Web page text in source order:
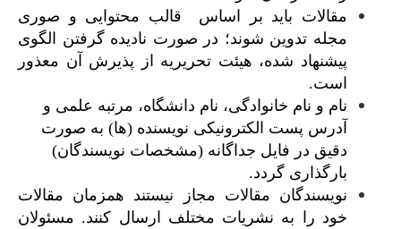
مقالات باید بر اساس قالب محتوایی و صوری
مجله تدوین شوند؛ در صورت نادیده گرفتن الگوی
پیشنهاد شده، هیئت تحریریه از پذیرش آن معذور
است.
نام و نام خانوادگی، نام دانشگاه، مرتبه علمی و
آدرس پست الکترونیکی نویسنده (ها) به صورت
دقیق در فایل جداگانه (مشخصات نویسندگان)
بارگذاری گردد.
نویسندگان مقالات مجاز نیستند همزمان مقالات
خود را به نشریات مختلف ارسال کنند. مسئولان